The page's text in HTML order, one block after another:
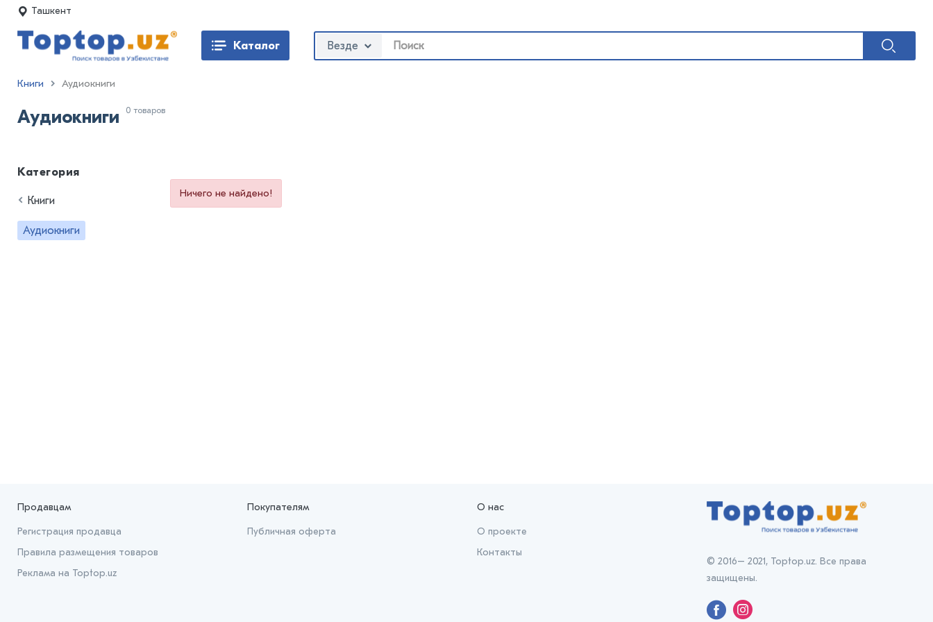
Ташкент
Каталог Везде
Книги Аудиокниги
Аудиокниги 0 товаров
Категория
Книги
Аудиокниги
Ничего не найдено!
Продавцам
Регистрация продавца
Правила размещения товаров
Реклама на Toptop.uz
Покупателям
Публичная оферта
О нас
О проекте
Контакты
© 2016– 2021, Toptop.uz. Все права
защищены.